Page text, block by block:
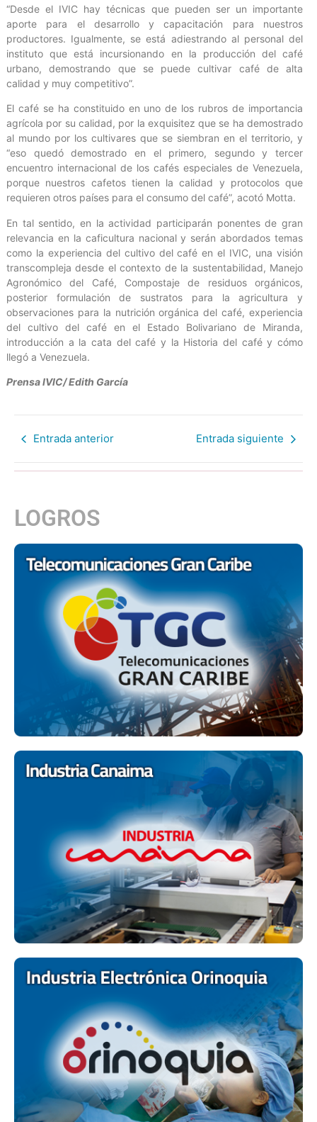
“Desde el IVIC hay técnicas que pueden ser un importante
aporte para el desarrollo y capacitación para nuestros
productores. Igualmente, se está adiestrando al personal del
instituto que está incursionando en la producción del café
urbano, demostrando que se puede cultivar café de alta
calidad y muy competitivo”.
El café se ha constituido en uno de los rubros de importancia
agrícola por su calidad, por la exquisitez que se ha demostrado
al mundo por los cultivares que se siembran en el territorio, y
“eso quedó demostrado en el primero, segundo y tercer
encuentro internacional de los cafés especiales de Venezuela,
porque nuestros cafetos tienen la calidad y protocolos que
requieren otros países para el consumo del café”, acotó Motta.
En tal sentido, en la actividad participarán ponentes de gran
relevancia en la caficultura nacional y serán abordados temas
como la experiencia del cultivo del café en el IVIC, una visión
transcompleja desde el contexto de la sustentabilidad, Manejo
Agronómico del Café, Compostaje de residuos orgánicos,
posterior formulación de sustratos para la agricultura y
observaciones para la nutrición orgánica del café, experiencia
del cultivo del café en el Estado Bolivariano de Miranda,
introducción a la cata del café y la Historia del café y cómo
llegó a Venezuela.
Prensa IVIC/ Edith García
Entrada anterior Entrada siguiente
LOGROS